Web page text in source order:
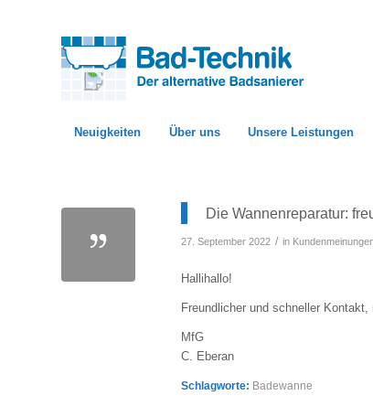
Neuigkeiten Über uns Unsere Leistungen
Die Wannenreparatur:
27. September 2022 / in
Hallihallo!
Freundlicher und schneller
MfG
C. Eberan
Schlagworte: Badewanne